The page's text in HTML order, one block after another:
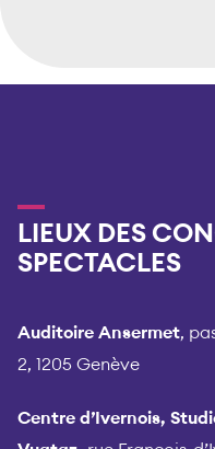
LIEUX DES
SPECTACLES
Auditoire Ansermet,
2, 1205 Genève
Centre d’Ivernois,